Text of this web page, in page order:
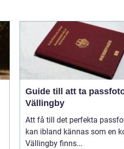
Guide till att ta
Vällingby
Att få till det perfekta
kan ibland kännas som en
Vällingby finns...